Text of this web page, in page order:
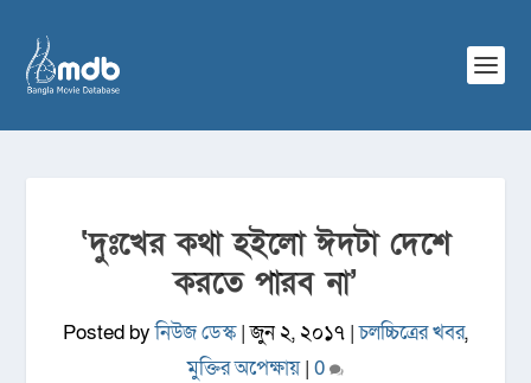
‘দুঃখের কথা হইলো ঈদটা দেশে
করতে পারব না’
Posted byনিউজ ডেস্ক|জুন ২, ২০১৭ |চলচ্চিত্রের খবর,
মুক্তির অপেক্ষায়| 0